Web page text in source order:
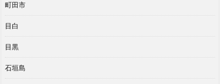
町田市
目白
目黒
石垣島